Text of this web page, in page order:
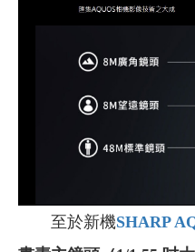
至於新機SHARP